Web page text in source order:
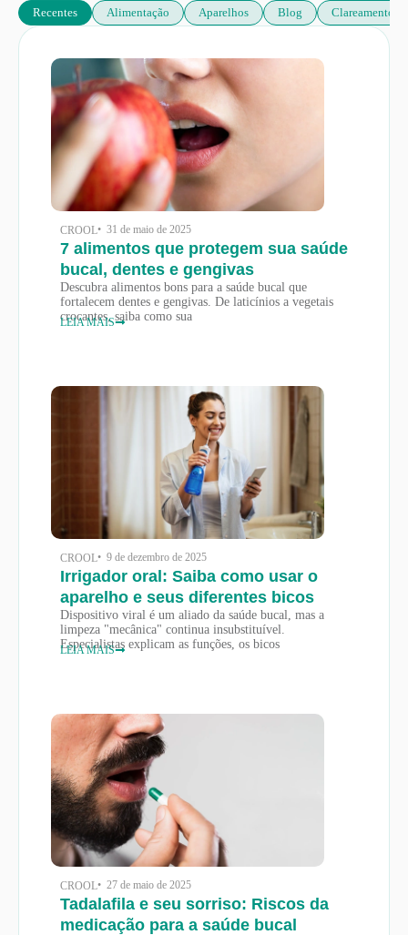
Alimentação
Aparelhos Blog Clareamento
Recentes
CROOL• 31 de maio de 2025
7 alimentos que protegem sua saúde
bucal, dentes e gengivas
Descubra alimentos bons para a saúde bucal que
fortalecem dentes e gengivas. De laticínios a vegetais
crocantes, saiba como sua
LEIA MAIS
CROOL• 9 de dezembro de 2025
Irrigador oral: Saiba como usar o
aparelho e seus diferentes bicos
Dispositivo viral é um aliado da saúde bucal, mas a
limpeza "mecânica" continua insubstituível.
Especialistas explicam as funções, os bicos
LEIA MAIS
CROOL• 27 de maio de 2025
Tadalafila e seu sorriso: Riscos da
medicação para a saúde bucal